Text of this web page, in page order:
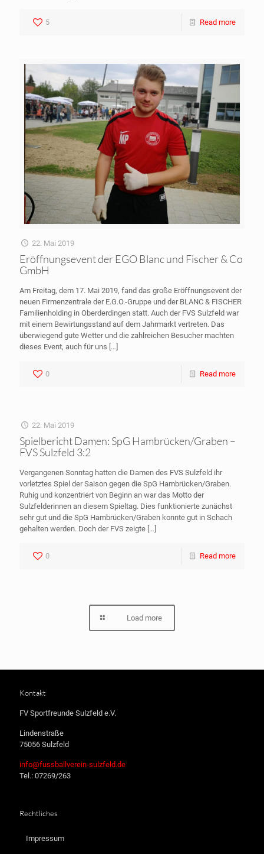
5 Read more
22. Mai 2019
Eröffnungsevent der EGO Blanc und Fischer & Co
GmbH
Am Freitag, dem 17. Mai 2019, fand das große Eröffnungsevent der
neuen Firmenzentrale der E.G.O.-Gruppe und der BLANC & FISCHER
Familienholding in Oberderdingen statt. Auch der FVS Sulzfeld war
mit einem Bewirtungsstand auf dem Jahrmarkt vertreten. Das
überwiegend gute Wetter und die zahlreichen Besucher machten
dieses Event, auch für uns […]
0 Read more
22. Mai 2019
Spielbericht Damen: SpG Hambrücken/Graben –
FVS Sulzfeld 3:2
Vergangenen Sonntag hatten die Damen des FVS Sulzfeld ihr
vorletztes Spiel der Saison gegen die SpG Hambrücken/Graben.
Ruhig und konzentriert von Beginn an war das Motto der
Sulzfelderinnen an diesem Spieltag. Dies funktionierte zunächst
sehr gut und die SpG Hambrücken/Graben konnte gut in Schach
gehalten werden. Doch der FVS zeigte […]
0 Read more
Load more
Kontakt
FV Sportfreunde Sulzfeld e.V.
Lindenstraße
75056 Sulzfeld
info@fussballverein-sulzfeld.de
Tel.: 07269/263
Rechtliches
Impressum